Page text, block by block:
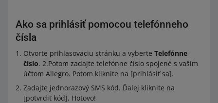
Ako sa prihlásiť pomocou telefónneho
čísla
Otvorte prihlasovaciu stránku a vyberte Telefónne
číslo. 2.Potom zadajte telefónne číslo spojené s vaším
účtom Allegro. Potom kliknite na [prihlásiť sa].
Zadajte jednorazový SMS kód. Ďalej kliknite na
[potvrdiť kód]. Hotovo!